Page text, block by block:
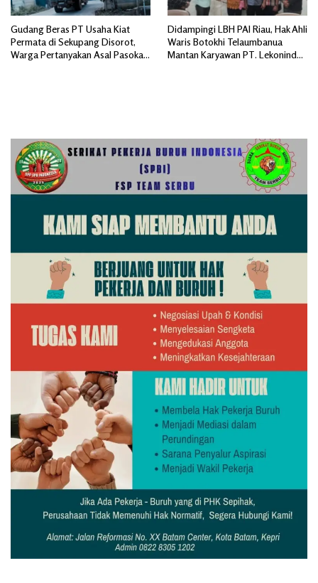
Gudang Beras PT Usaha Kiat
Permata di Sekupang Disorot,
Warga Pertanyakan Asal Pasokan
Didampingi LBH PAI Riau, Hak Ahli
Waris Botokhi Telaumbanua
Mantan Karyawan PT. Lekonindo